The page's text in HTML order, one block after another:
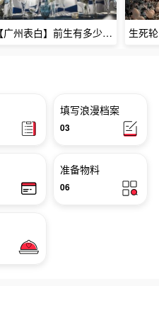
【广州表白】前生有多少未尽的缘7张
填写浪漫档案
03
准备物料
06